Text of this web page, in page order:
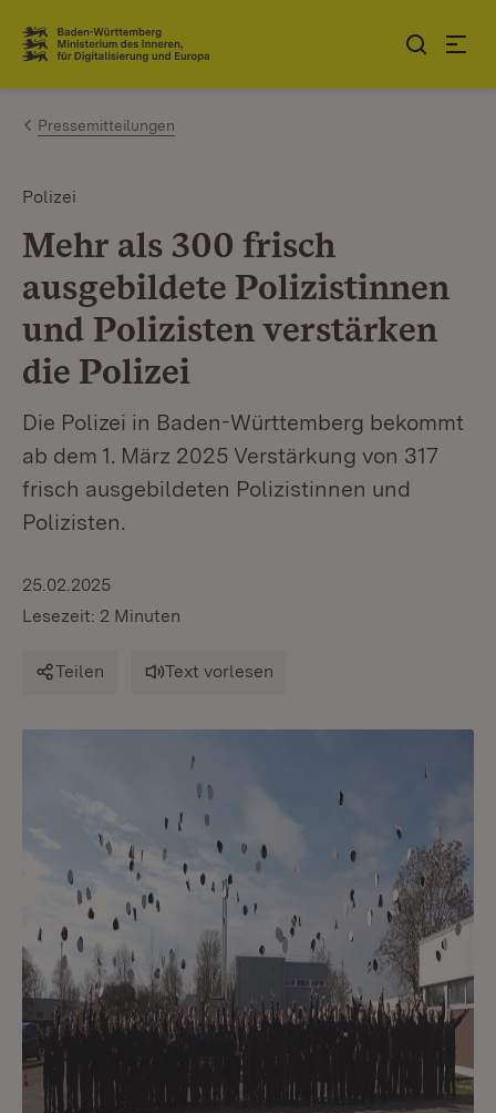
Zum Inhalt springen
Link zur Startseite
Pressemitteilungen
Polizei
Mehr als 300 frisch
ausgebildete Polizistinnen
und Polizisten verstärken
die Polizei
Die Polizei in Baden-Württemberg bekommt
ab dem 1. März 2025 Verstärkung von 317
frisch ausgebildeten Polizistinnen und
Polizisten.
25.02.2025
Lesezeit: 2 Minuten
Teilen Text vorlesen